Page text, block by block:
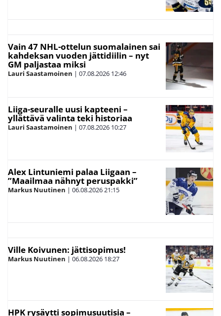
Vain 47 NHL-ottelun suomalainen sai
kahdeksan vuoden jättidiilin – nyt
GM paljastaa miksi
Lauri Saastamoinen | 07.08.2026 12:46
Liiga-seuralle uusi kapteeni –
yllättävä valinta teki historiaa
Lauri Saastamoinen | 07.08.2026 10:27
Alex Lintuniemi palaa Liigaan –
”Maailmaa nähnyt peruspakki”
Markus Nuutinen | 06.08.202621:15
Ville Koivunen: jättisopimus!
Markus Nuutinen | 06.08.2026 18:27
HPK rysäytti sopimusuutisia –